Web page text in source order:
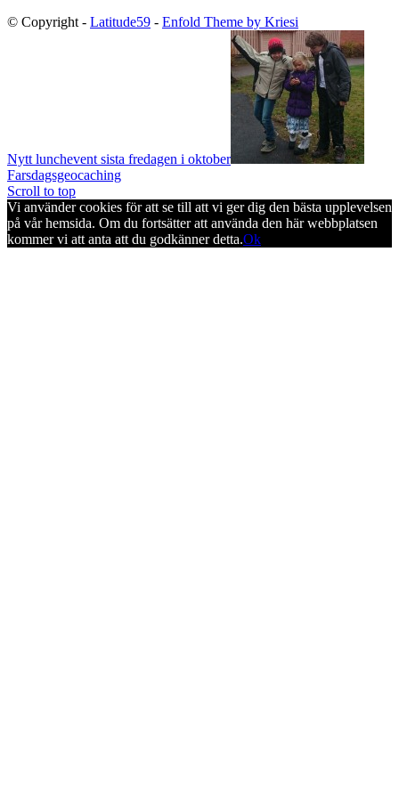
© Copyright - Latitude59 - Enfold Theme by Kriesi
Nytt lunchevent sista fredagen i oktober
Farsdagsgeocaching
Scroll to top
Vi använder cookies för att se till att vi ger dig den bästa upplevelsen
på vår hemsida. Om du fortsätter att använda den här webbplatsen
kommer vi att anta att du godkänner detta.Ok